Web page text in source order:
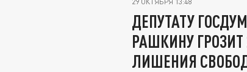
ДЕПУТАТУ
РАШКИНУ ГРОЗИТ
ЛИШЕНИЯ